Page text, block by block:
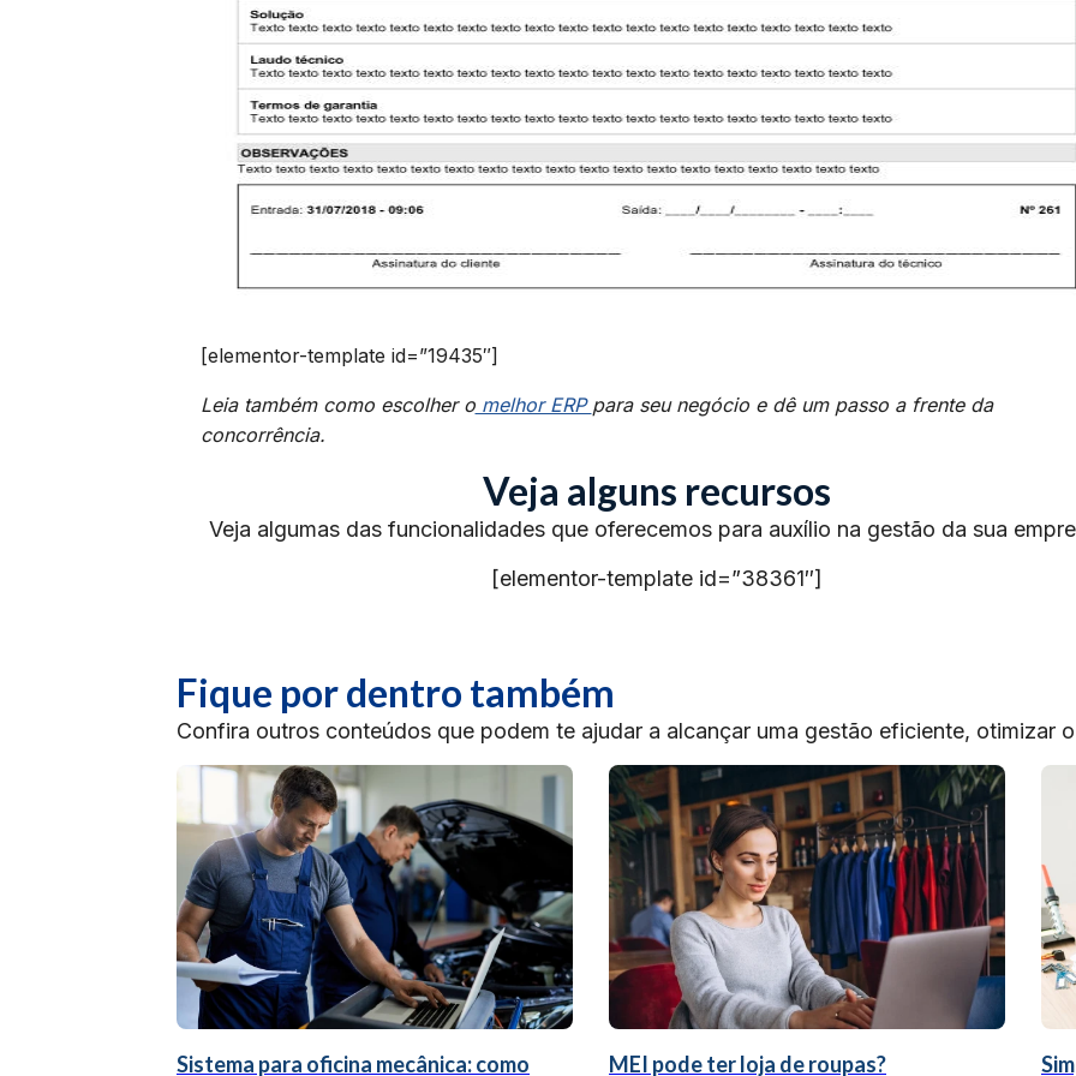
[elementor-template id=”19435″]
Leia também como escolher omelhor ERP para seu negócio e dê um passo a frente da
concorrência.
Veja alguns recursos
Veja algumas das funcionalidades que oferecemos para auxílio na gestão da sua
[elementor-template id=”38361″]
Fique por dentro também
Confira outros conteúdos que podem te ajudar a alcançar uma gestão eficiente, otimizar
Sistema para oficina mecânica: como MEI pode ter loja de roupas?